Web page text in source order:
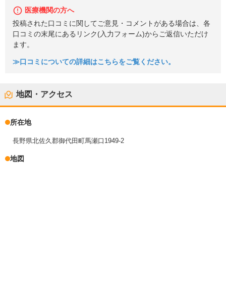
医療機関の方へ
投稿された口コミに関してご意見・コメントがある場合は、各
口コミの末尾にあるリンク(入力フォーム)からご返信いただけ
ます。
≫口コミについての詳細はこちらをご覧ください。
地図・アクセス
所在地
長野県北佐久郡御代田町馬瀬口1949-2
地図